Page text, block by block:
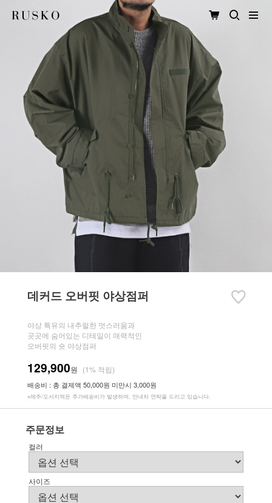
데커드 오버핏 야상점퍼
야상 특유의 내추럴한 멋스러움과
곳곳에 숨어있는 디테일이 매력적인
오버핏의 숏 야상점퍼
129,900원 (1% 적립)
배송비 : 총 결제액 50,000원 미만시 3,000원
※제주/도서지역은 추가배송비가 발생하며, 안내차 연락을 드리고 있습니다.
주문정보
컬러
사이즈